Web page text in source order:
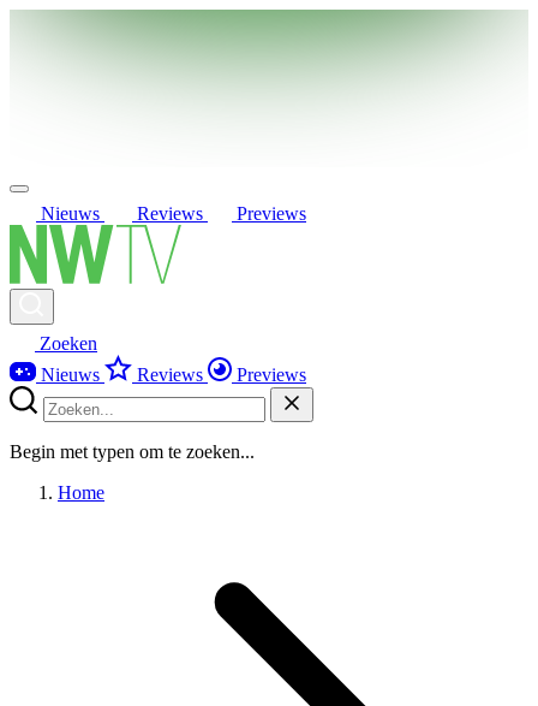
Nieuws Reviews Previews
Zoeken
Nieuws
Reviews Previews
Begin met typen om te zoeken...
Home